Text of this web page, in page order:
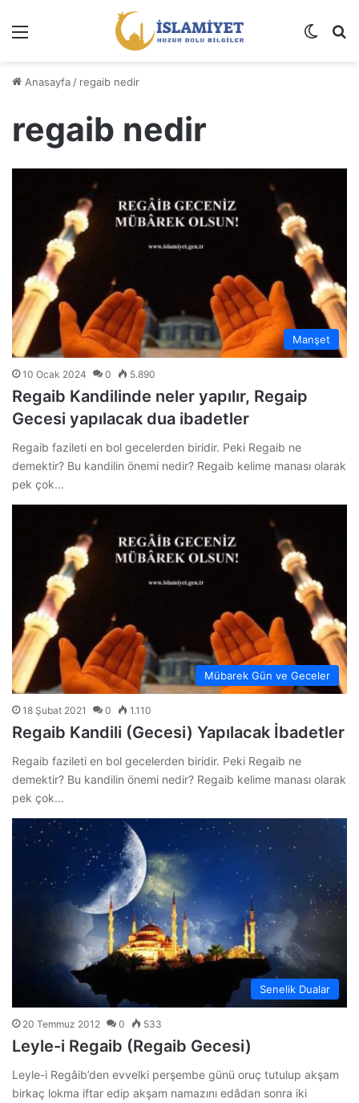
Dış
Anasayfa / regaib nedir
regaib nedir
Manşet
10 Ocak 2024 0 5.890
Regaib Kandilinde neler yapılır, Regaip
Gecesi yapılacak dua ibadetler
Regaib fazileti en bol gecelerden biridir. Peki Regaib ne
demektir? Bu kandilin önemi nedir? Regaib kelime manası olarak
pek çok…
Mübarek Gün ve Geceler
18 Şubat 2021 0 1.110
Regaib Kandili (Gecesi) Yapılacak İbadetler
Regaib fazileti en bol gecelerden biridir. Peki Regaib ne
demektir? Bu kandilin önemi nedir? Regaib kelime manası olarak
pek çok…
Senelik Dualar
20 Temmuz 2012 0 533
Leyle-i Regaib (Regaib Gecesi)
Leyle-i Regâib’den evvelki perşembe günü oruç tutulup akşam
birkaç lokma iftar edip akşam namazını edâdan sonra iki